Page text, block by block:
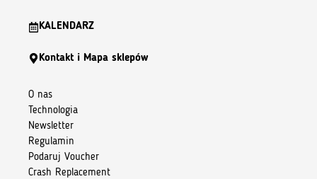
KALENDARZ
Kontakt i Mapa sklepów
O nas
Technologia
Newsletter
Regulamin
Podaruj Voucher
Crash Replacement